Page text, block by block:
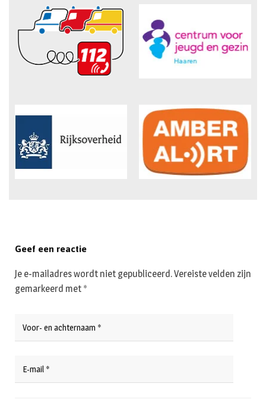
Geef een reactie
Je e-mailadres wordt niet gepubliceerd.Vereiste velden zijn
gemarkeerd met *